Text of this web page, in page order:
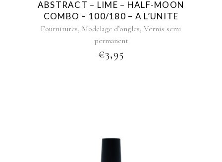
ABSTRACT – LIME – HALF-MOON
COMBO – 100/180 – A L’UNITE
Fournitures, Modelage d’ongles, Vernis semi
permanent
€3,95